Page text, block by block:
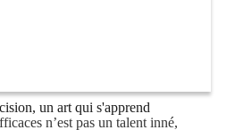
un art qui s'apprend
n’est pas un talent inné,